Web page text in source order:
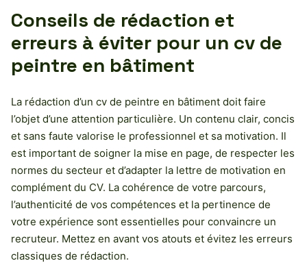
Conseils de rédaction et
erreurs à éviter pour un cv de
peintre en bâtiment
La rédaction d’un cv de peintre en bâtiment doit faire
l’objet d’une attention particulière. Un contenu clair, concis
et sans faute valorise le professionnel et sa motivation. Il
est important de soigner la mise en page, de respecter les
normes du secteur et d’adapter la lettre de motivation en
complément du CV. La cohérence de votre parcours,
l’authenticité de vos compétences et la pertinence de
votre expérience sont essentielles pour convaincre un
recruteur. Mettez en avant vos atouts et évitez les erreurs
classiques de rédaction.